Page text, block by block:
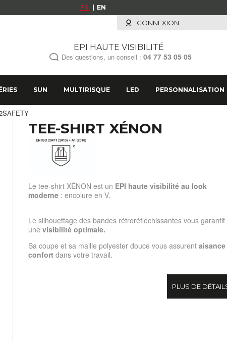
FR EN
CONNEXION
EPI HAUTE VISIBILITÉ
Des questions, un conseil : 04 77 53 05 05
SUN MULTIRISQUE LED PERSONNALISATION
TEE-SHIRT XÉNON
Le tee-shirt XÉNON est un EPI haute visibilité au look
moderne: encolure en V.
Le silhouettage des bandes rétroréfléchissantes vous garantit
une visibilité optimale.
Sa coupe et sa maille polyester douce vous assurent aisance
confortdans votre travail.
PLUS DE